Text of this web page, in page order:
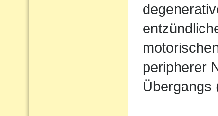
peripherer
Übergangs